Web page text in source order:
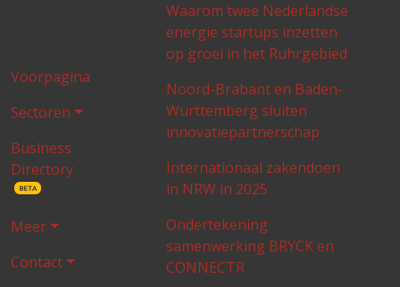
Voorpagina
Sectoren
Business
Directory
BETA
Meer
Contact
Waarom twee Nederlandse
energie startups inzetten
op groei in het Ruhrgebied
Noord-Brabant en Baden-
Württemberg sluiten
innovatiepartnerschap
Internationaal zakendoen
in NRW in 2025
Ondertekening
samenwerking BRYCK en
CONNECTR